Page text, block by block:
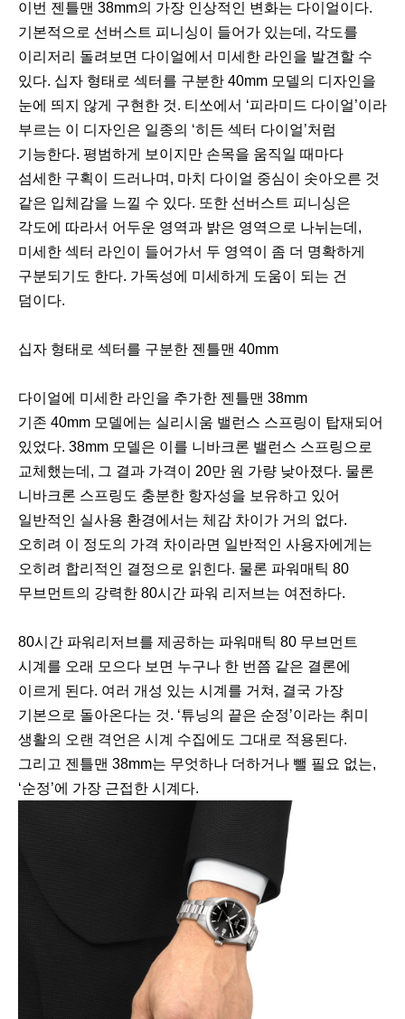
이번 젠틀맨 38mm의 가장 인상적인 변화는 다이얼이다.
기본적으로 선버스트 피니싱이 들어가 있는데, 각도를
이리저리 돌려보면 다이얼에서 미세한 라인을 발견할 수
있다. 십자 형태로 섹터를 구분한 40mm 모델의 디자인을
눈에 띄지 않게 구현한 것. 티쏘에서 ‘피라미드 다이얼’이라
부르는 이 디자인은 일종의 ‘히든 섹터 다이얼’처럼
기능한다. 평범하게 보이지만 손목을 움직일 때마다
섬세한 구획이 드러나며, 마치 다이얼 중심이 솟아오른 것
같은 입체감을 느낄 수 있다. 또한 선버스트 피니싱은
각도에 따라서 어두운 영역과 밝은 영역으로 나뉘는데,
미세한 섹터 라인이 들어가서 두 영역이 좀 더 명확하게
구분되기도 한다. 가독성에 미세하게 도움이 되는 건
덤이다.
십자 형태로 섹터를 구분한 젠틀맨 40mm
다이얼에 미세한 라인을 추가한 젠틀맨 38mm
기존 40mm 모델에는 실리시움 밸런스 스프링이 탑재되어
있었다. 38mm 모델은 이를 니바크론 밸런스 스프링으로
교체했는데, 그 결과 가격이 20만 원 가량 낮아졌다. 물론
니바크론 스프링도 충분한 항자성을 보유하고 있어
일반적인 실사용 환경에서는 체감 차이가 거의 없다.
오히려 이 정도의 가격 차이라면 일반적인 사용자에게는
오히려 합리적인 결정으로 읽힌다. 물론 파워매틱 80
무브먼트의 강력한 80시간 파워 리저브는 여전하다.
80시간 파워리저브를 제공하는 파워매틱 80 무브먼트
시계를 오래 모으다 보면 누구나 한 번쯤 같은 결론에
이르게 된다. 여러 개성 있는 시계를 거쳐, 결국 가장
기본으로 돌아온다는 것. ‘튜닝의 끝은 순정’이라는 취미
생활의 오랜 격언은 시계 수집에도 그대로 적용된다.
그리고 젠틀맨 38mm는 무엇하나 더하거나 뺄 필요 없는,
‘순정’에 가장 근접한 시계다.